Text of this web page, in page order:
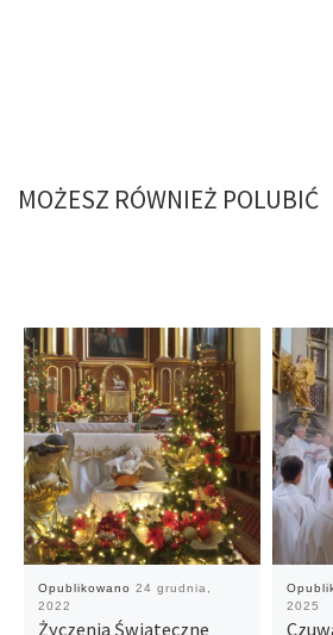
MOŻESZ RÓWNIEŻ POLUBIĆ
Opublikowano 24 grudnia,
2022
Życzenia Świąteczne
2025